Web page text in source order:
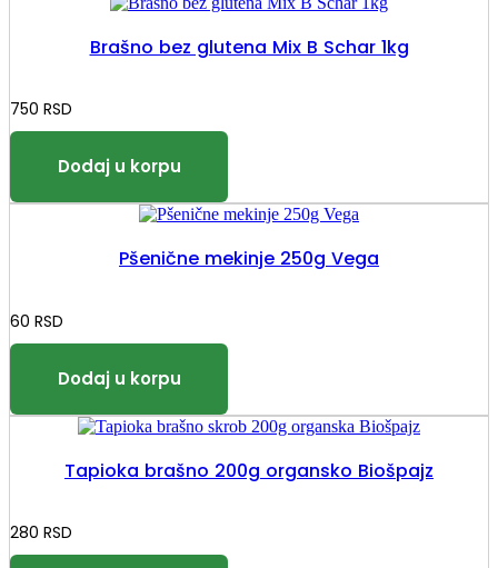
Brašno bez glutena Mix B Schar 1kg
750 RSD
Pšenične mekinje 250g Vega
60 RSD
Tapioka brašno 200g organsko Biošpajz
280 RSD